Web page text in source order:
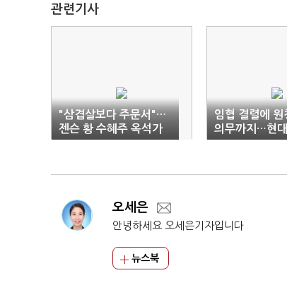
관련기사
"삼겹살보다 주문서"…
젠슨 황 수혜주 옥석가
리기
임협 결렬에 원
의무까지…현
관계 ‘시험대’
오세은
안녕하세요 오세은기자입니다
뉴스북